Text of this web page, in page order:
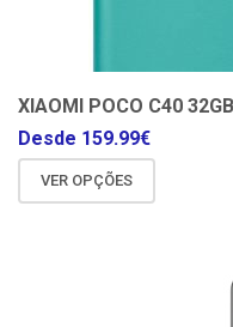
XIAOMI POCO C40
Desde 159.99€
VER OPÇÕES